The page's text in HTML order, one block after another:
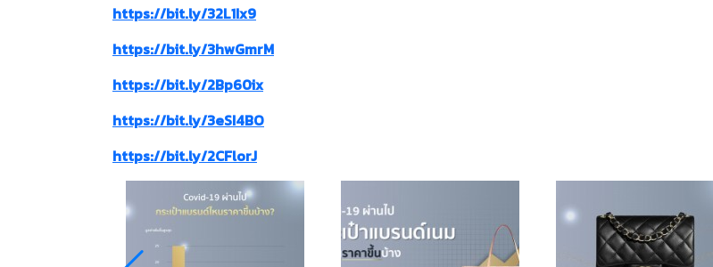
https://bit.ly/32L1Ix9
https://bit.ly/3hwGmrM
https://bit.ly/2Bp60ix
https://bit.ly/3eSI4BO
https://bit.ly/2CFlorJ